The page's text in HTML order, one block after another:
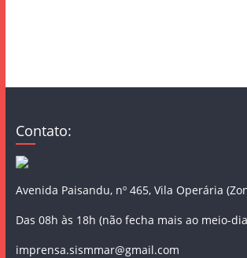
Contato:
Avenida Paisandu, nº 465, Vila Operária
Das 08h às 18h (não fecha mais ao meio-
imprensa.sismmar@gmail.com